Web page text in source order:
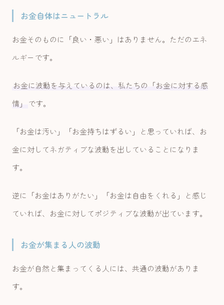
お金自体はニュートラル
お金そのものに「良い・悪い」はありません。ただのエネ
ルギーです。
お金に波動を与えているのは、私たちの「お金に対する感
情」
です。
「お金は汚い」「お金持ちはずるい」と思っていれば、お
金に対してネガティブな波動を出していることになりま
す。
逆に「お金はありがたい」「お金は自由をくれる」と感じ
ていれば、お金に対してポジティブな波動が出ています。
お金が集まる人の波動
お金が自然と集まってくる人には、共通の波動がありま
す。